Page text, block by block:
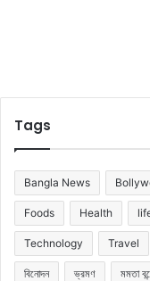
Tags
Bangla News
Foods Health
Technology Travel
বিনোদন ভ্রমণ মমতা